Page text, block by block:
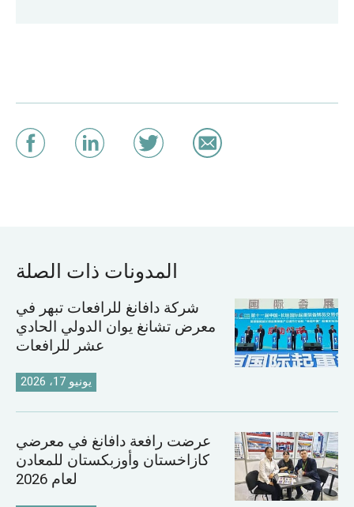
المدونات ذات الصلة
شركة دافانغ للرافعات تبهر في
معرض تشانغ يوان الدولي الحادي
عشر للرافعات
يونيو 17، 2026
عرضت رافعة دافانغ في معرضي
كازاخستان وأوزبكستان للمعادن
لعام 2026